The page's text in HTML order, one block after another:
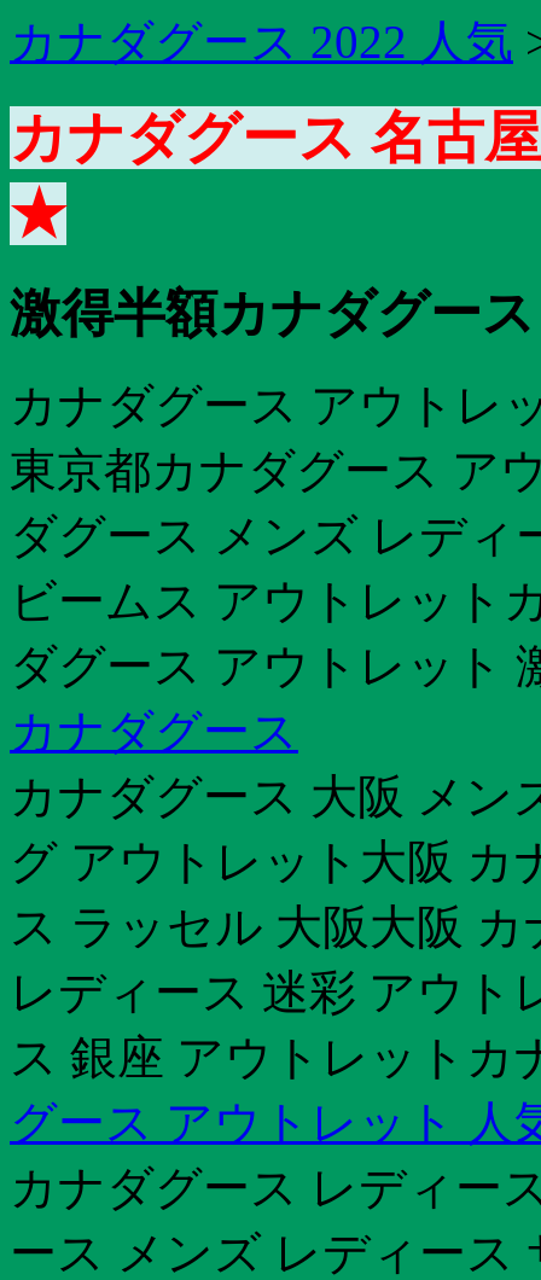
カナダグース 2022 人気
カナダグース 名古
★
激得半額カナダグー
カナダグース アウトレ
東京都カナダグース ア
ダグース メンズ レディ
ビームス アウトレット
ダグース アウトレット
カナダグース
カナダグース 大阪 メン
グ アウトレット大阪 カ
ス ラッセル 大阪大阪
レディース 迷彩 アウト
ス 銀座 アウトレットカ
グース アウトレット 人
カナダグース レディー
ース メンズ レディース